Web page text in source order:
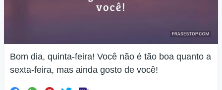
Bom dia, quinta-feira! Você não é tão boa quanto a
sexta-feira, mas ainda gosto de você!